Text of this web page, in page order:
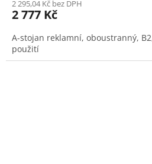
2 295,04 Kč bez DPH
2 777 Kč
A-stojan reklamní, oboustranný,
použití